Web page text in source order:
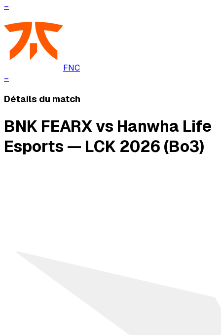
–
FNC
–
Détails du match
BNK FEARX vs Hanwha Life
Esports — LCK 2026 (Bo3)